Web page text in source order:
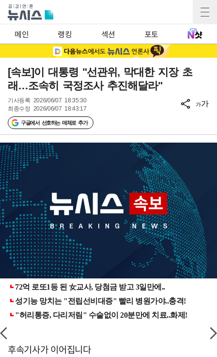
메인 랭킹 섹션 포토
[속보]이 대통령 "선관위, 막대한 지장 초
래…조속히 국정조사 추진해달라"
기사등록 2026/06/07 18:35:30
최종수정 2026/06/07 18:43:17
구글에서 선호하는 매체로 추가
가가
후속기사가 이어집니다